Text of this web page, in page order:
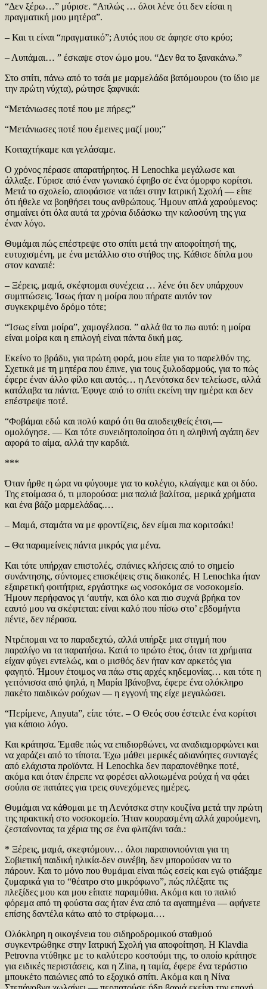
“Δεν ξέρω…” μύρισε. “Απλώς … όλοι λένε ότι δεν είσαι η
πραγματική μου μητέρα”.
– Και τι είναι “πραγματικό”; Αυτός που σε άφησε στο κρύο;
– Λυπάμαι… ” έσκαψε στον ώμο μου. “Δεν θα το ξανακάνω.”
Στο σπίτι, πάνω από το τσάι με μαρμελάδα βατόμουρου (το ίδιο με
την πρώτη νύχτα), ρώτησε ξαφνικά:
“Μετάνιωσες ποτέ που με πήρες;”
“Μετάνιωσες ποτέ που έμεινες μαζί μου;”
Κοιταχτήκαμε και γελάσαμε.
Ο χρόνος πέρασε απαρατήρητος. Η Lenochka μεγάλωσε και
άλλαξε. Γύρισε από έναν γωνιακό έφηβο σε ένα όμορφο κορίτσι.
Μετά το σχολείο, αποφάσισε να πάει στην Ιατρική Σχολή — είπε
ότι ήθελε να βοηθήσει τους ανθρώπους. Ήμουν απλά χαρούμενος:
σημαίνει ότι όλα αυτά τα χρόνια διδάσκω την καλοσύνη της για
έναν λόγο.
Θυμάμαι πώς επέστρεψε στο σπίτι μετά την αποφοίτησή της,
ευτυχισμένη, με ένα μετάλλιο στο στήθος της. Κάθισε δίπλα μου
στον καναπέ:
– Ξέρεις, μαμά, σκέφτομαι συνέχεια … λένε ότι δεν υπάρχουν
συμπτώσεις. Ίσως ήταν η μοίρα που πήρατε αυτόν τον
συγκεκριμένο δρόμο τότε;
“Ίσως είναι μοίρα”, χαμογέλασα. ” αλλά θα το πω αυτό: η μοίρα
είναι μοίρα και η επιλογή είναι πάντα δική μας.
Εκείνο το βράδυ, για πρώτη φορά, μου είπε για το παρελθόν της.
Σχετικά με τη μητέρα που έπινε, για τους ξυλοδαρμούς, για το πώς
έφερε έναν άλλο φίλο και αυτός… η Λενότσκα δεν τελείωσε, αλλά
κατάλαβα τα πάντα. Έφυγε από το σπίτι εκείνη την ημέρα και δεν
επέστρεψε ποτέ.
“Φοβάμαι εδώ και πολύ καιρό ότι θα αποδειχθείς έτσι,—
ομολόγησε. — Και τότε συνειδητοποίησα ότι η αληθινή αγάπη δεν
αφορά το αίμα, αλλά την καρδιά.
***
Όταν ήρθε η ώρα να φύγουμε για το κολέγιο, κλαίγαμε και οι δύο.
Της ετοίμασα ό, τι μπορούσα: μια παλιά βαλίτσα, μερικά χρήματα
και ένα βάζο μαρμελάδας.…
– Μαμά, σταμάτα να με φροντίζεις, δεν είμαι πια κοριτσάκι!
– Θα παραμείνεις πάντα μικρός για μένα.
Και τότε υπήρχαν επιστολές, σπάνιες κλήσεις από το σημείο
συνάντησης, σύντομες επισκέψεις στις διακοπές. Η Lenochka ήταν
εξαιρετική φοιτήτρια, εργάστηκε ως νοσοκόμα σε νοσοκομείο.
Ήμουν περήφανος γι ‘αυτήν, και όλο και πιο συχνά βρήκα τον
εαυτό μου να σκέφτεται: είναι καλό που πίσω στο’ εβδομήντα
πέντε, δεν πέρασα.
Ντρέπομαι να το παραδεχτώ, αλλά υπήρξε μια στιγμή που
παραλίγο να τα παρατήσω. Κατά το πρώτο έτος, όταν τα χρήματα
είχαν φύγει εντελώς, και ο μισθός δεν ήταν καν αρκετός για
φαγητό. Ήμουν έτοιμος να πάω στις αρχές κηδεμονίας… και τότε η
γειτόνισσα από ψηλά, η Μαρία Ιβάνοβνα, έφερε ένα ολόκληρο
πακέτο παιδικών ρούχων — η εγγονή της είχε μεγαλώσει.
“Περίμενε, Anyuta”, είπε τότε. – Ο Θεός σου έστειλε ένα κορίτσι
για κάποιο λόγο.
Και κράτησα. Έμαθε πώς να επιδιορθώνει, να αναδιαμορφώνει και
να χαράζει από το τίποτα. Έχω μάθει μερικές αδιανόητες συνταγές
από ελάχιστα προϊόντα. Η Lenochka δεν παραπονέθηκε ποτέ,
ακόμα και όταν έπρεπε να φορέσει αλλοιωμένα ρούχα ή να φάει
σούπα σε πατάτες για τρεις συνεχόμενες ημέρες.
Θυμάμαι να κάθομαι με τη Λενότσκα στην κουζίνα μετά την πρώτη
της πρακτική στο νοσοκομείο. Ήταν κουρασμένη αλλά χαρούμενη,
ζεσταίνοντας τα χέρια της σε ένα φλιτζάνι τσάι.:
* Ξέρεις, μαμά, σκεφτόμουν… όλοι παραπονιούνται για τη
Σοβιετική παιδική ηλικία-δεν συνέβη, δεν μπορούσαν να το
πάρουν. Και το μόνο που θυμάμαι είναι πώς εσείς και εγώ φτιάξαμε
ζυμαρικά για το “θέατρο στο μικρόφωνο”, πώς πλέξατε τις
πλεξίδες μου και μου είπατε παραμύθια. Ακόμα και το παλιό
φόρεμα από τη φούστα σας ήταν ένα από τα αγαπημένα — αφήνετε
επίσης δαντέλα κάτω από το στρίφωμα.…
Ολόκληρη η οικογένεια του σιδηροδρομικού σταθμού
συγκεντρώθηκε στην Ιατρική Σχολή για αποφοίτηση. Η Klavdia
Petrovna ντύθηκε με το καλύτερο κοστούμι της, το οποίο κράτησε
για ειδικές περιστάσεις, και η Zina, η ταμία, έφερε ένα τεράστιο
μπουκέτο παιώνιες από το εξοχικό σπίτι. Ακόμα και η Νίνα